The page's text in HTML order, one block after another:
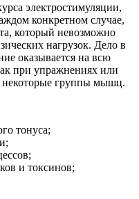
электростимуляции,
конкретном случае,
который невозможно
нагрузок. Дело в
оказывается на всю
при упражнениях или
некоторые группы мышц.
тонуса;
и токсинов;